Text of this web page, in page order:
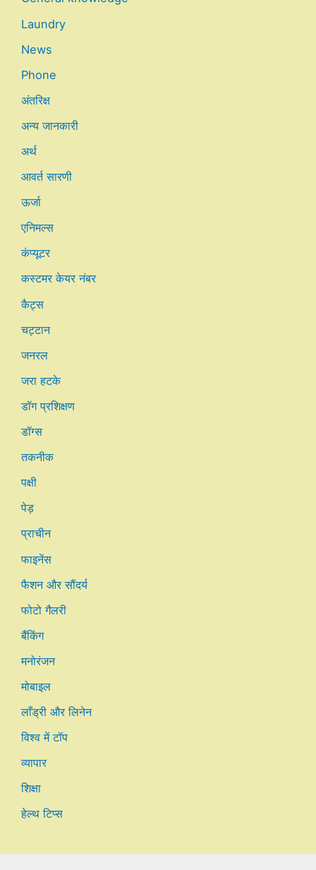
Laundry
News
Phone
अंतरिक्ष
अन्य जानकारी
अर्थ
आवर्त सारणी
ऊर्जा
एनिमल्स
कंप्यूटर
कस्टमर केयर नंबर
कैट्स
चट्टान
जनरल
जरा हटके
डॉग प्रशिक्षण
डॉग्स
तकनीक
पक्षी
पेड़
प्राचीन
फाइनेंस
फैशन और सौंदर्य
फोटो गैलरी
बैंकिंग
मनोरंजन
मोबाइल
लाँड्री और लिनेन
विश्व में टॉप
व्यापार
शिक्षा
हेल्थ टिप्स